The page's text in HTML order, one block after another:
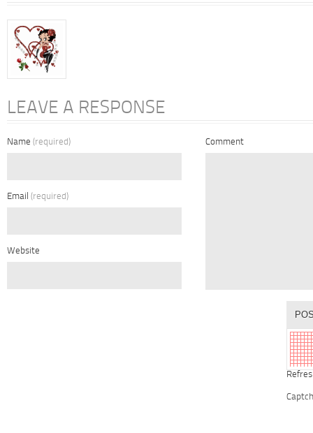
LEAVE A RESPONSE
Name (required)
Email (required)
Website
Comment